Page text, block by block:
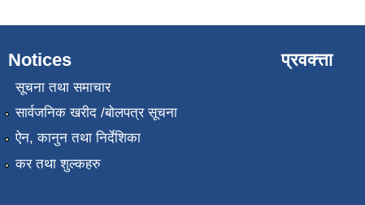
Notices
सूचना तथा समाचार
सार्वजनिक खरीद /बोलपत्र सूचना
ऐन, कानुन तथा निर्देशिका
कर तथा शुल्कहरु
प्रवक्त्ता